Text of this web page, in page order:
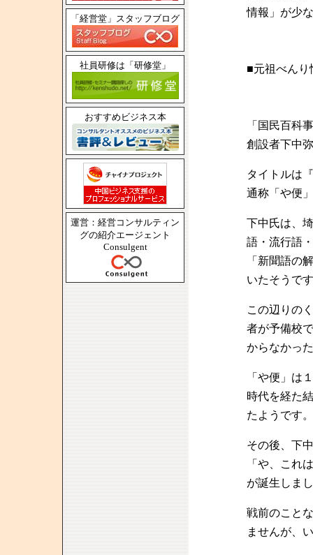
「経営堂」スタッフブログ
社員研修は「研修堂」
おすすめビジネス本
運営：経営コンサルティン
グの紹介エージェント
Consulgent
情報」が少
■元祖べんり
「国民百科
創設者下中
タイトルは
通称「や便
下中氏は、
語・流行語
「新聞語の
いたそうで
この辺りの
者が予備校
からなかっ
「や便」は
時代を経た
たようです。
その後、下
「や、これ
が誕生しま
戦前のこと
ませんが、